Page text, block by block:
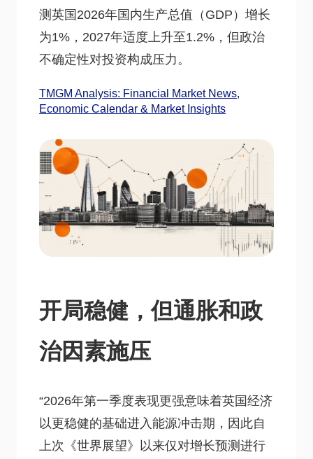
测英国2026年国内生产总值（GDP）增长
为1%，2027年适度上升至1.2%，但政治
不确定性对投资构成压力。
TMGM Analysis: Financial Market News,
Economic Calendar & Market Insights
开局稳健，但通胀和政
治因素施压
“2026年第一季度表现更强意味着英国经济
以更稳健的基础进入能源冲击期，因此自
上次《世界展望》以来仅对增长预测进行